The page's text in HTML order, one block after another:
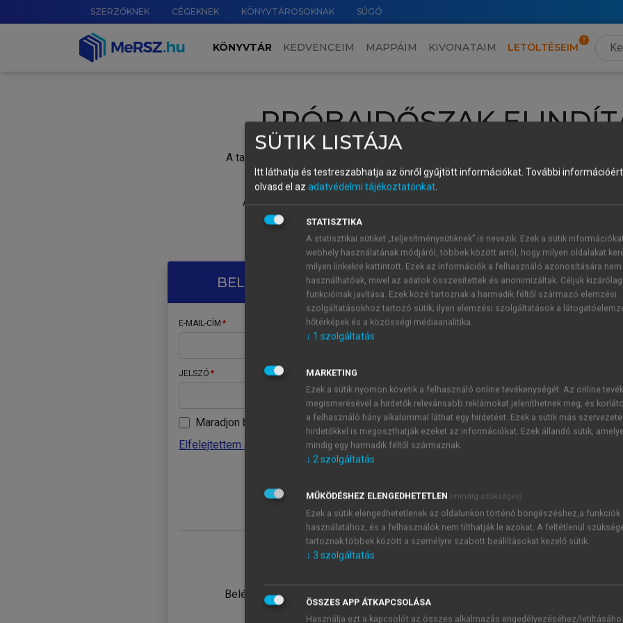
SZERZŐKNEK CÉGEKNEK KÖNYVTÁROSOKNAK SÚGÓ
KÖNYVTÁR KEDVENCEIM MAPPÁIM KIVONATAIM LETÖLTÉSEIM
PRÓBAIDŐSZAK
A tartalom megtekintéséhez lépj be a saját fiókoddal, iskolai azonosítóddal vagy
Új felhasználóként1 óra díjmentes hozzáférésrevagy
A próbaidőszak elindításához,
vagy hozz
A regisztráció után a
BELÉPÉS SAJÁT FIÓKKAL
E-MAIL-CÍM
JELSZÓ
Maradjon belépve
Elfelejtettem a jelszavamat
Belépés intézményi azonosítóval
ÚJ FIÓK
1 óra
JELSZÓ
Kérek értesítést a MeRSZ
Kérek értesítést az
SÜTIK LISTÁJA
Itt láthatja és testreszabhatja az önről gyűjtött információkat. További
olvasd el az adatvédelmi tájékoztatónkat.
STATISZTIKA
A statisztikai sütiket „teljesítménysütiknek” is nevezik. Ezek a sütik
webhely használatának módjáról, többek között arról, hogy milyen oldalakat
milyen linkekre kattintott. Ezek az információk a felhasználó azonosítására nem
használhatóak, mivel az adatok összesítettek és anonimizáltak. Céljuk
funkcióinak javítása. Ezek közé tartoznak a harmadik féltől származó elemzési
szolgáltatásokhoz tartozó sütik; ilyen elemzési szolgáltatások a
hőtérképek és a közösségi médiaanalitika.
↓ 1 szolgáltatás
MARKETING
Ezek a sütik nyomon követik a felhasználó online tevékenységét. Az online
megismerésével a hirdetők relevánsabb reklámokat jeleníthetnek meg, és
a felhasználó hány alkalommal láthat egy hirdetést. Ezek a sütik más
hirdetőkkel is megoszthatják ezeket az információkat. Ezek állandó sütik,
mindig egy harmadik féltől származnak.
↓ 2szolgáltatás
MŰKÖDÉSHEZ ELENGEDHETETLEN (mindig szükséges)
Ezek a sütik elengedhetetlenek az oldalunkon történő böngészéshez,a funkciók
használatához, és a felhasználók nem tilthatják le azokat. A feltétlenül
tartoznak többek között a személyre szabott beállításokat kezelő sütik.
↓ 3 szolgáltatás
ÖSSZES APP ÁTKAPCSOLÁSA
Használja ezt a kapcsolót az összes alkalmazás engedélyezéséhez/